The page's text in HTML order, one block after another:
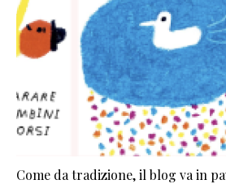
Come da tradizione, il blog va in